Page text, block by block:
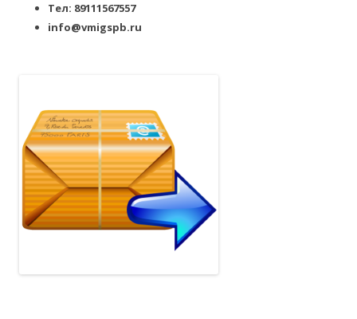
Тел: 89111567557
info@vmigspb.ru